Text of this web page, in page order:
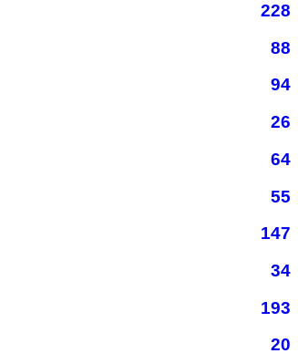
228
88
94
26
64
55
147
34
193
20